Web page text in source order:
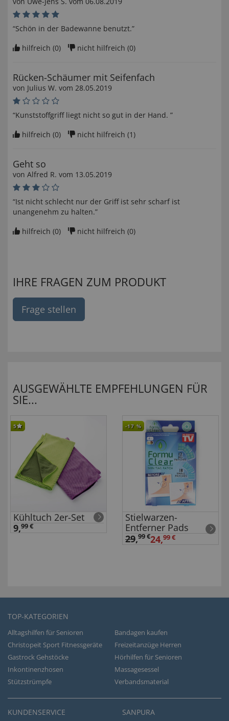
“Schön in der Badewanne benutzt.”
hilfreich (0) nicht hilfreich (0)
Rücken-Schäumer mit Seifenfach
von Julius W. vom 28.05.2019
“Kunststoffgriff liegt nicht so gut in der Hand. ”
hilfreich (0) nicht hilfreich (1)
Geht so
von Alfred R. vom 13.05.2019
“Ist nicht schlecht nur der Griff ist sehr scharf ist
unangenehm zu halten.”
hilfreich (0) nicht hilfreich (0)
IHRE FRAGEN ZUM PRODUKT
Frage stellen
AUSGEWÄHLTE EMPFEHLUNGEN FÜR
SIE...
5
Kühltuch 2er-Set
9,99 €
-17 %
Stielwarzen-
Entferner Pads
29,99 €24,99 €
TOP-KATEGORIEN
Alltagshilfen für Senioren
Bandagen kaufen
Christopeit Sport Fitnessgeräte
Freizeitanzüge Herren
Gastrock Gehstöcke
Hörhilfen für Senioren
Inkontinenzhosen
Massagesessel
Stützstrümpfe
Verbandsmaterial
KUNDENSERVICE SANPURA